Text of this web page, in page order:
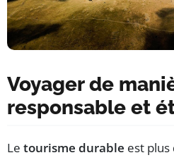
Voyager de
responsable et
Le tourisme durable est plus